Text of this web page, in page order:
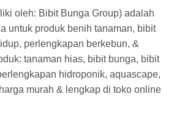
oleh: Bibit Bunga Group) adalah
untuk produk benih tanaman, bibit
perlengkapan berkebun, &
tanaman hias, bibit bunga, bibit
hidroponik, aquascape,
murah & lengkap di toko online